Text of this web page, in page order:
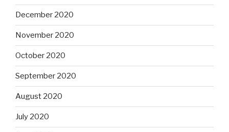
December 2020
November 2020
October 2020
September 2020
August 2020
July 2020